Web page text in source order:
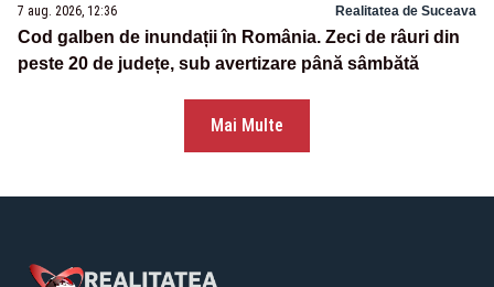
7 aug. 2026, 12:36 Realitatea de Suceava
Cod galben de inundații în România. Zeci de râuri din
peste 20 de județe, sub avertizare până sâmbătă
Mai Multe